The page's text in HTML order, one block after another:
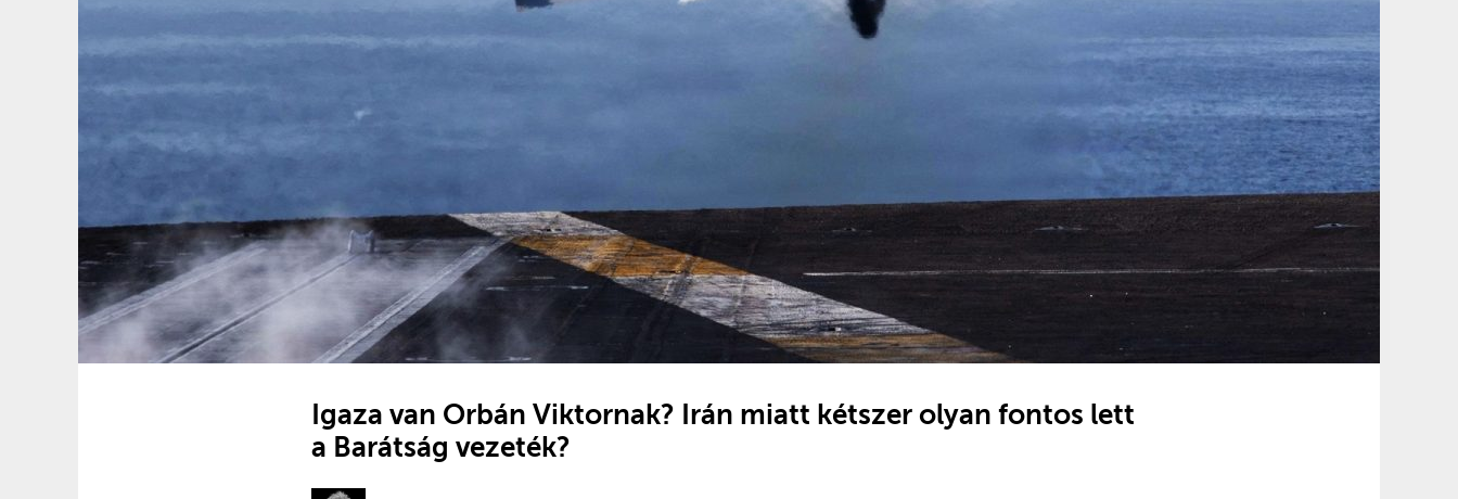
Igaza van Orbán Viktornak? Irán miatt kétszer olyan fontos lett
a Barátság vezeték?